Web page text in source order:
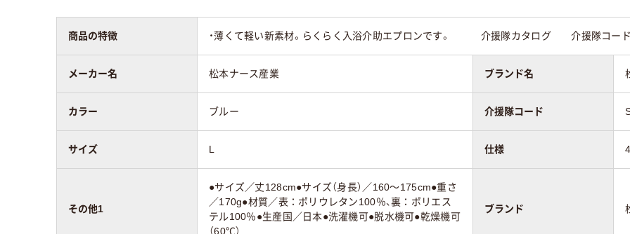
商品の特徴 ・薄くて軽い新素材。らくらく入浴介助エプロンです。 介援隊カタログ 介援隊コー
メーカー名 松本ナース産業 ブランド名
カラー ブルー 介援隊コード
サイズ L 仕様
その他1
●サイズ／丈128cm●サイズ（身長）／160～175cm●重さ
／170g●材質／表：ポリウレタン100％、裏：ポリエス
テル100％●生産国／日本●洗濯機可●脱水機可●乾燥機可
（60℃）
ブランド